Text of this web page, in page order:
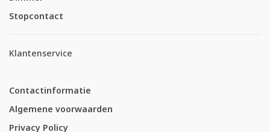
Stopcontact
Klantenservice
Contactinformatie
Algemene voorwaarden
Privacy Policy